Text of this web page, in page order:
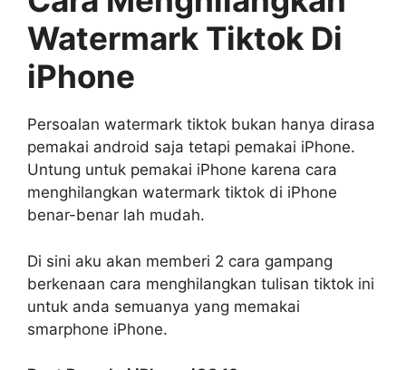
Watermark Tiktok Di
iPhone
Persoalan watermark tiktok bukan hanya dirasa
pemakai android saja tetapi pemakai iPhone.
Untung untuk pemakai iPhone karena cara
menghilangkan watermark tiktok di iPhone
benar-benar lah mudah.
Di sini aku akan memberi 2 cara gampang
berkenaan cara menghilangkan tulisan tiktok ini
untuk anda semuanya yang memakai
smarphone iPhone.